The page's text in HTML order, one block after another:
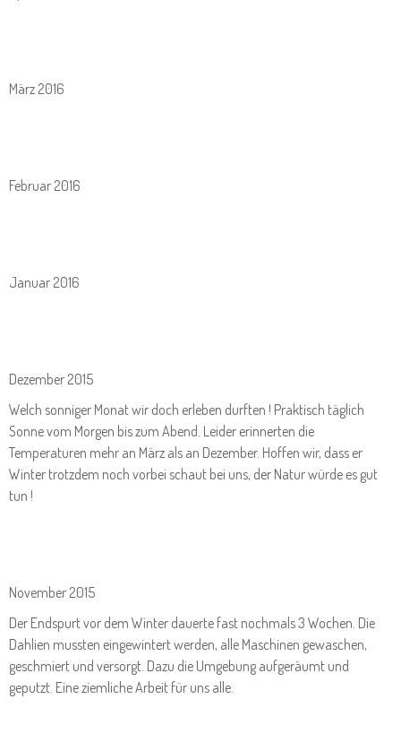
März 2016
Februar 2016
Januar 2016
Dezember 2015
Welch sonniger Monat wir doch erleben durften ! Praktisch täglich
Sonne vom Morgen bis zum Abend. Leider erinnerten die
Temperaturen mehr an März als an Dezember. Hoffen wir, dass er
Winter trotzdem noch vorbei schaut bei uns, der Natur würde es gut
tun !
November 2015
Der Endspurt vor dem Winter dauerte fast nochmals 3 Wochen. Die
Dahlien mussten eingewintert werden, alle Maschinen gewaschen,
geschmiert und versorgt. Dazu die Umgebung aufgeräumt und
geputzt. Eine ziemliche Arbeit für uns alle.